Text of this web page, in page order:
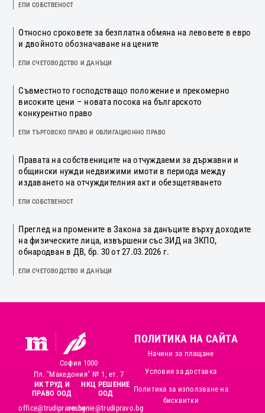
ЕПИ СОБСТВЕНОСТ
Относно сроковете за безплатна обмяна на левовете в евро
и двойното обозначаване на цените
ЕПИ СЧЕТОВОДСТВО И ДАНЪЦИ
Съвместното господстващо положение и прекомерно
високите цени – новата посока на българското
конкурентно право
ЕПИ ТЪРГОВСКО ПРАВО И ОБЛИГАЦИОННО ПРАВО
Правата на собствениците на отчуждаеми за държавни и
общински нужди недвижими имоти в периода между
издаването на отчуждителния акт и обезщетяването
ЕПИ СОБСТВЕНОСТ
Преглед на промените в Закона за данъците върху доходите
на физическите лица, извършени със ЗИД на ЗКПО,
обнародван в ДВ, бр. 30 от 27.03.2026 г.
ЕПИ СЧЕТОВОДСТВО И ДАНЪЦИ
София 1000
Пл. "Македония" № 1, ет. 7
ИК ТРУД И
ПРАВО ООД
office@trudipravo.bg
НКЦ РЕШЕНИЕ
ООД
reshenie@trudipravo.bg
ПОЛИТИКА НА САЙТА
Начини за плащане
Условия за доставка
Политика за използване на
бисквитки